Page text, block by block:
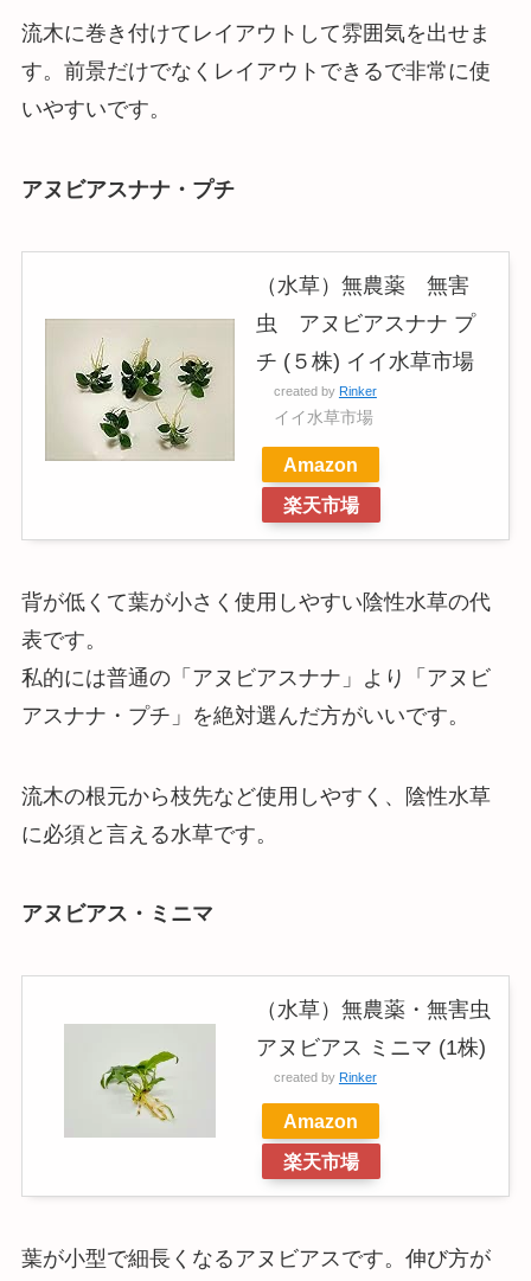
流木に巻き付けてレイアウトして雰囲気を出せま
す。前景だけでなくレイアウトできるで非常に使
いやすいです。
アヌビアスナナ・プチ
（水草）無農薬 無害
虫 アヌビアスナナ プ
チ (５株) イイ水草市場
created by Rinker
イイ水草市場
Amazon
楽天市場
背が低くて葉が小さく使用しやすい陰性水草の代
表です。
私的には普通の「アヌビアスナナ」より「アヌビ
アスナナ・プチ」を絶対選んだ方がいいです。
流木の根元から枝先など使用しやすく、陰性水草
に必須と言える水草です。
アヌビアス・ミニマ
（水草）無農薬・無害虫
アヌビアス ミニマ (1株)
created by Rinker
Amazon
楽天市場
葉が小型で細長くなるアヌビアスです。伸び方が